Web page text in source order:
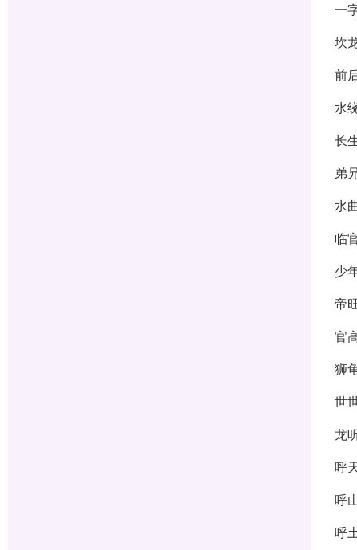
一
坎
前
水
长
弟
水
临
少
帝
官
狮
世
龙
呼
呼
呼